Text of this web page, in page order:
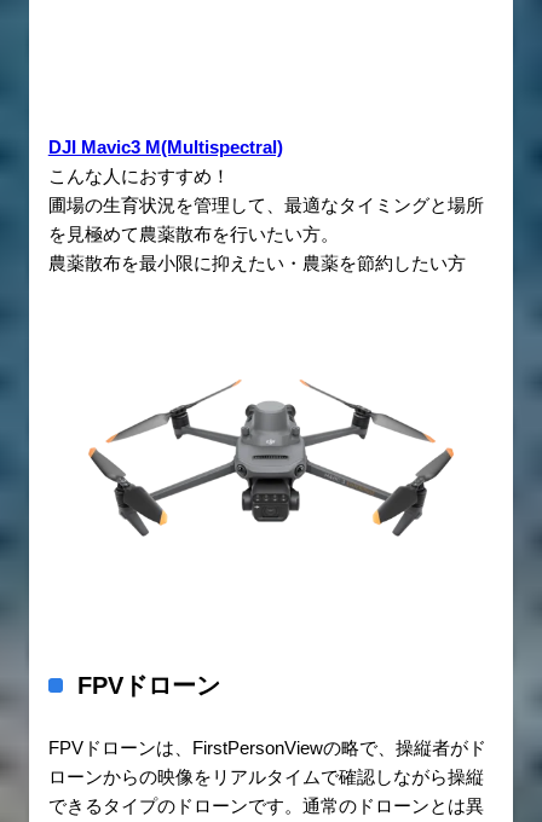
DJI Mavic3 M(Multispectral)
こんな人におすすめ！
圃場の生育状況を管理して、最適なタイミングと場所
を見極めて農薬散布を行いたい方。
農薬散布を最小限に抑えたい・農薬を節約したい方
FPVドローン
FPVドローンは、FirstPersonViewの略で、操縦者がド
ローンからの映像をリアルタイムで確認しながら操縦
できるタイプのドローンです。通常のドローンとは異